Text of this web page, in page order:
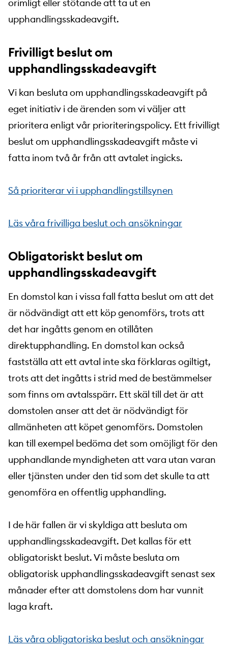
orimligt eller stötande att ta ut en
upphandlingsskadeavgift.
Frivilligt beslut om
upphandlingsskadeavgift
Vi kan besluta om upphandlingsskadeavgift på
eget initiativ i de ärenden som vi väljer att
prioritera enligt vår prioriteringspolicy. Ett frivilligt
beslut om upphandlingsskadeavgift måste vi
fatta inom två år från att avtalet ingicks.
Så prioriterar vi i upphandlingstillsynen
Läs våra frivilliga beslut och ansökningar
Obligatoriskt beslut om
upphandlingsskadeavgift
En domstol kan i vissa fall fatta beslut om att det
är nödvändigt att ett köp genomförs, trots att
det har ingåtts genom en otillåten
direktupphandling. En domstol kan också
fastställa att ett avtal inte ska förklaras ogiltigt,
trots att det ingåtts i strid med de bestämmelser
som finns om avtalsspärr. Ett skäl till det är att
domstolen anser att det är nödvändigt för
allmänheten att köpet genomförs. Domstolen
kan till exempel bedöma det som omöjligt för den
upphandlande myndigheten att vara utan varan
eller tjänsten under den tid som det skulle ta att
genomföra en offentlig upphandling.
I de här fallen är vi skyldiga att besluta om
upphandlingsskadeavgift. Det kallas för ett
obligatoriskt beslut. Vi måste besluta om
obligatorisk upphandlingsskadeavgift senast sex
månader efter att domstolens dom har vunnit
laga kraft.
Läs våra obligatoriska beslut och ansökningar